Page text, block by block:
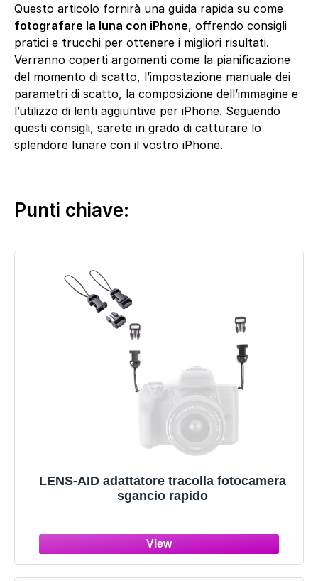
Questo articolo fornirà una guida rapida su come
fotografare la luna con iPhone, offrendo consigli
pratici e trucchi per ottenere i migliori risultati.
Verranno coperti argomenti come la pianificazione
del momento di scatto, l’impostazione manuale dei
parametri di scatto, la composizione dell’immagine e
l’utilizzo di lenti aggiuntive per iPhone. Seguendo
questi consigli, sarete in grado di catturare lo
splendore lunare con il vostro iPhone.
Punti chiave:
LENS-AID adattatore tracolla fotocamera
sgancio rapido